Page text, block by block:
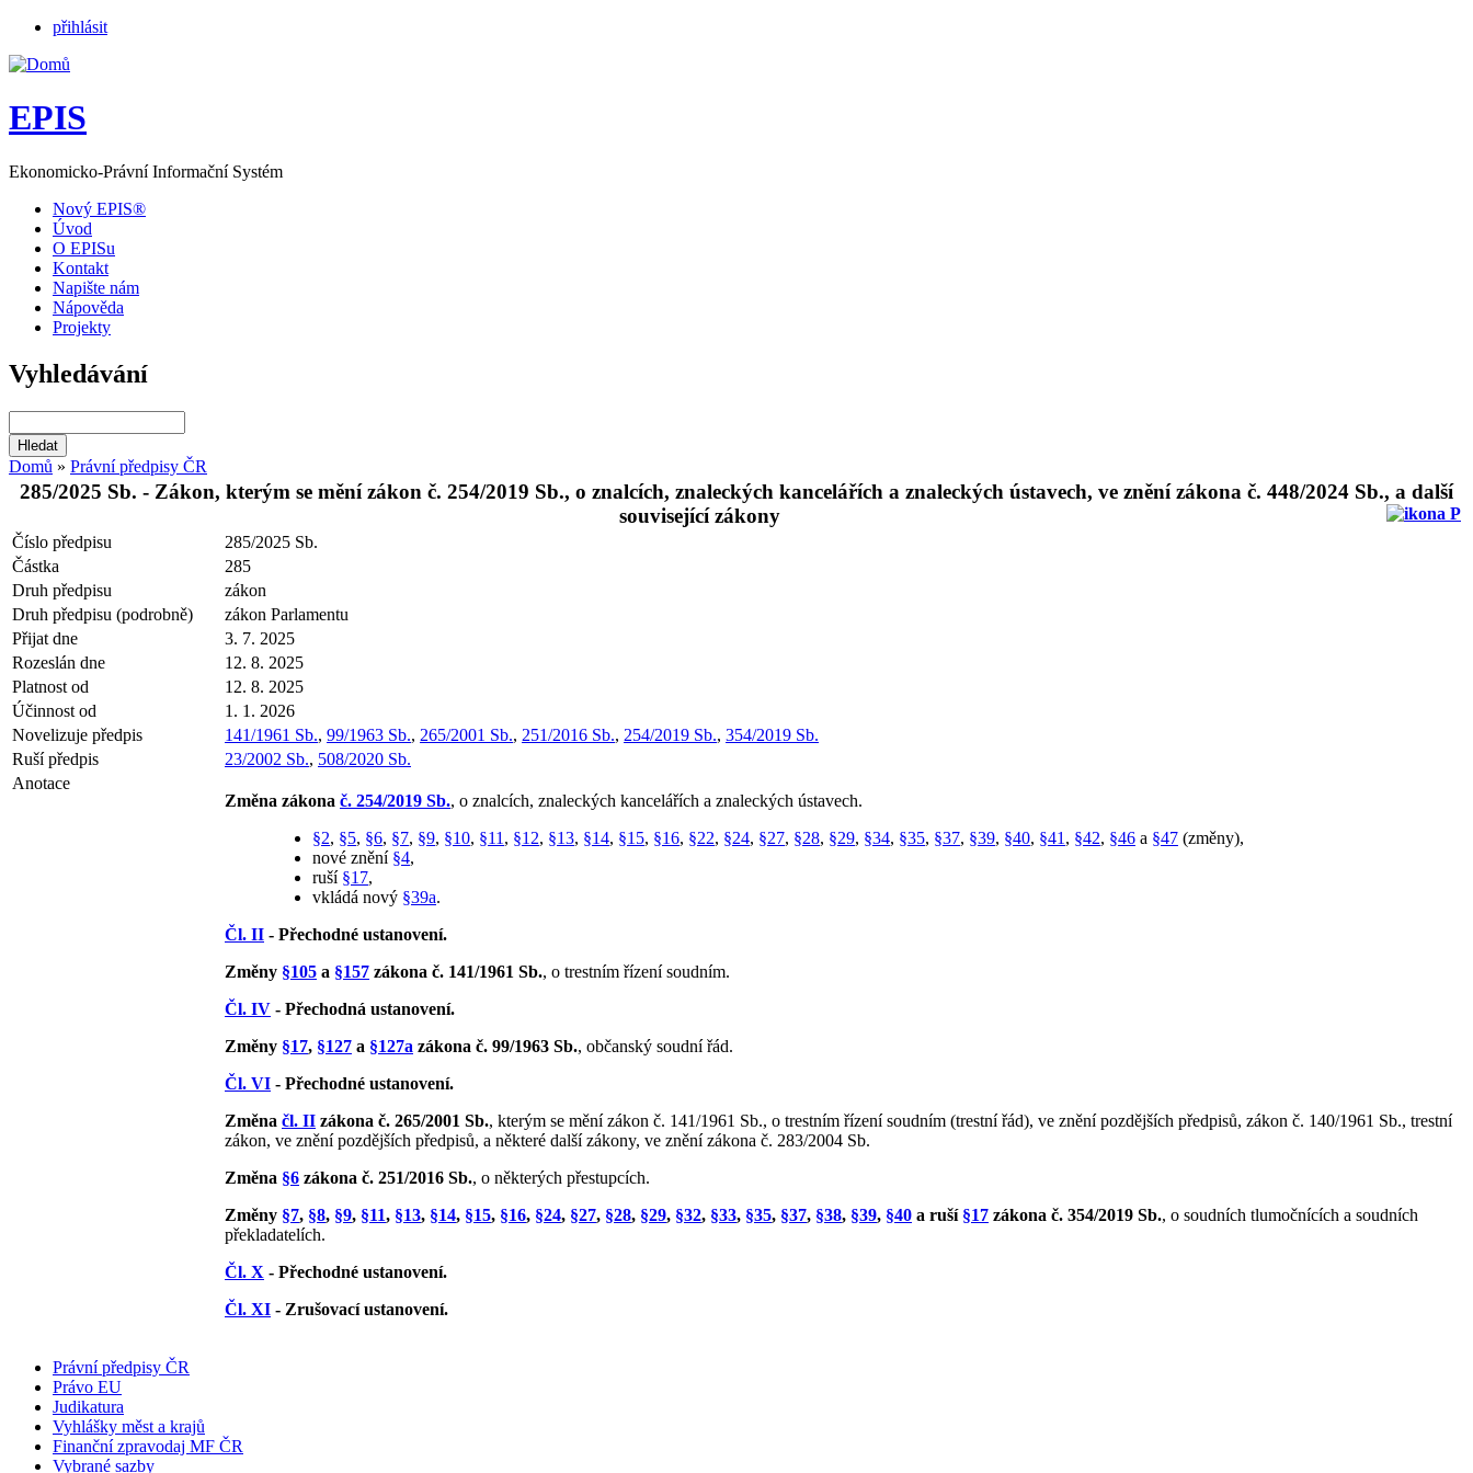
přihlásit
EPIS
Ekonomicko-Právní Informační Systém
Nový EPIS®
Úvod
O EPISu
Kontakt
Napište nám
Nápověda
Projekty
Vyhledávání
Domů » Právní předpisy ČR
285/2025 Sb. - Zákon, kterým se mění zákon č. 254/2019 Sb., o znalcích, znaleckých kancelářích a znaleckých ústavech, ve znění zákona č. 448/2024 Sb., a další
související zákony
Číslo předpisu
285/2025 Sb.
Částka
285
Druh předpisu
zákon
Druh předpisu (podrobně)
zákon Parlamentu
Přijat dne
3. 7. 2025
Rozeslán dne
12. 8. 2025
Platnost od
12. 8. 2025
Účinnost od
1. 1. 2026
Novelizuje předpis
141/1961 Sb., 99/1963 Sb., 265/2001 Sb., 251/2016 Sb., 254/2019 Sb., 354/2019 Sb.
Ruší předpis
23/2002 Sb., 508/2020 Sb.
Anotace
Změna zákona č. 254/2019 Sb., o znalcích, znaleckých kancelářích a znaleckých ústavech.
§2, §5, §6, §7, §9, §10, §11 , §12, §13, §14, §15, §16, §22, §24, §27, §28, §29, §34, §35, §37, §39, §40, §41 , §42, §46 a §47 (změny),
nové znění §4,
ruší §17,
vkládá nový §39a.
Čl. II - Přechodné ustanovení.
Změny §105 a §157 zákona č. 141/1961 Sb., o trestním řízení soudním.
Čl. IV - Přechodná ustanovení.
Změny §17, §127 a §127a zákona č. 99/1963 Sb., občanský soudní řád.
Čl. VI - Přechodné ustanovení.
Změna čl. II zákona č. 265/2001 Sb., kterým se mění zákon č. 141/1961 Sb., o trestním řízení soudním (trestní řád), ve znění pozdějších předpisů, zákon č. 140/1961 Sb., trestní
zákon, ve znění pozdějších předpisů, a některé další zákony, ve znění zákona č. 283/2004 Sb.
Změna §6 zákona č. 251/2016 Sb., o některých přestupcích.
Změny §7, §8, §9, §11, §13, §14, §15, §16, §24, §27, §28, §29, §32, §33, §35, §37, §38, §39, §40 a ruší §17 zákona č. 354/2019 Sb., o soudních tlumočnících a soudních
překladatelích.
Čl. X - Přechodné ustanovení.
Čl. XI - Zrušovací ustanovení.
Právní předpisy ČR
Právo EU
Judikatura
Vyhlášky měst a krajů
Finanční zpravodaj MF ČR
Vybrané sazby